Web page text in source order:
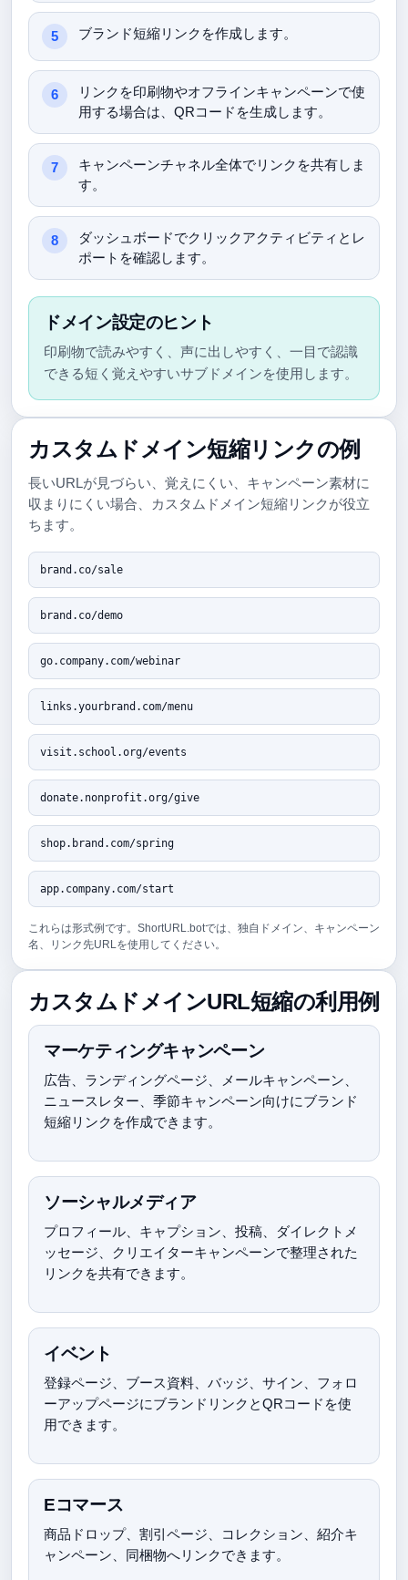
ブランド短縮リンクを作成します。
リンクを印刷物やオフラインキャンペーンで使
用する場合は、QRコードを生成します。
キャンペーンチャネル全体でリンクを共有しま
す。
ダッシュボードでクリックアクティビティとレ
ポートを確認します。
ドメイン設定のヒント
印刷物で読みやすく、声に出しやすく、一目で認識
できる短く覚えやすいサブドメインを使用します。
カスタムドメイン短縮リンクの例
長いURLが見づらい、覚えにくい、キャンペーン素材に
収まりにくい場合、カスタムドメイン短縮リンクが役立
ちます。
brand.co/sale
brand.co/demo
go.company.com/webinar
links.yourbrand.com/menu
visit.school.org/events
donate.nonprofit.org/give
shop.brand.com/spring
app.company.com/start
これらは形式例です。ShortURL.botでは、独自ドメイン、キャンペーン
名、リンク先URLを使用してください。
カスタムドメインURL短縮の利用例
マーケティングキャンペーン
広告、ランディングページ、メールキャンペーン、
ニュースレター、季節キャンペーン向けにブランド
短縮リンクを作成できます。
ソーシャルメディア
プロフィール、キャプション、投稿、ダイレクトメ
ッセージ、クリエイターキャンペーンで整理された
リンクを共有できます。
イベント
登録ページ、ブース資料、バッジ、サイン、フォロ
ーアップページにブランドリンクとQRコードを使
用できます。
Eコマース
商品ドロップ、割引ページ、コレクション、紹介キ
ャンペーン、同梱物へリンクできます。